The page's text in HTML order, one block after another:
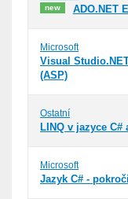
new ADO.NET
Microsoft
Visual
(ASP)
Ostatní
LINQ v jazyce C#
Microsoft
Jazyk C# -